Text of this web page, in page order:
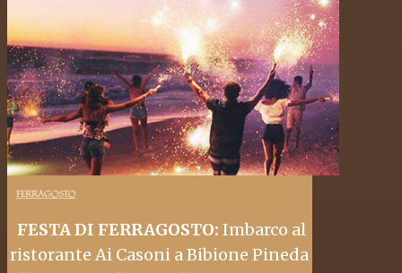
FERRAGOSTO
FESTA DI FERRAGOSTO: Imbarco al
ristorante Ai Casoni a Bibione Pineda